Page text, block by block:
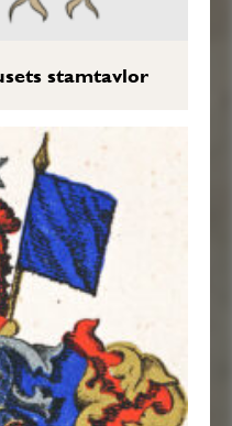
stamtavlor